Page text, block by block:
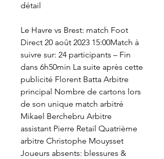
détail
Le Havre vs Brest: match Foot
Direct 20 août 2023 15:00Match à
suivre sur: 24 participants – Fin
dans 6h50min La suite après cette
publicité Florent Batta Arbitre
principal Nombre de cartons lors
de son unique match arbitré
Mikael Berchebru Arbitre
assistant Pierre Retail Quatrième
arbitre Christophe Mouysset
Joueurs absents: blessures &